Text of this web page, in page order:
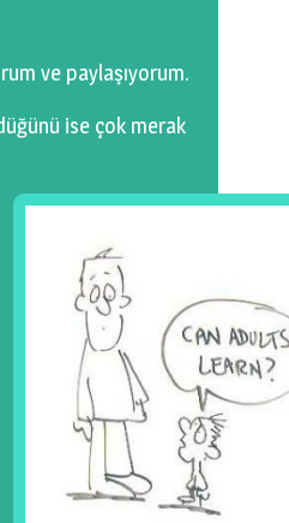
ve paylaşıyorum.
ise çok merak